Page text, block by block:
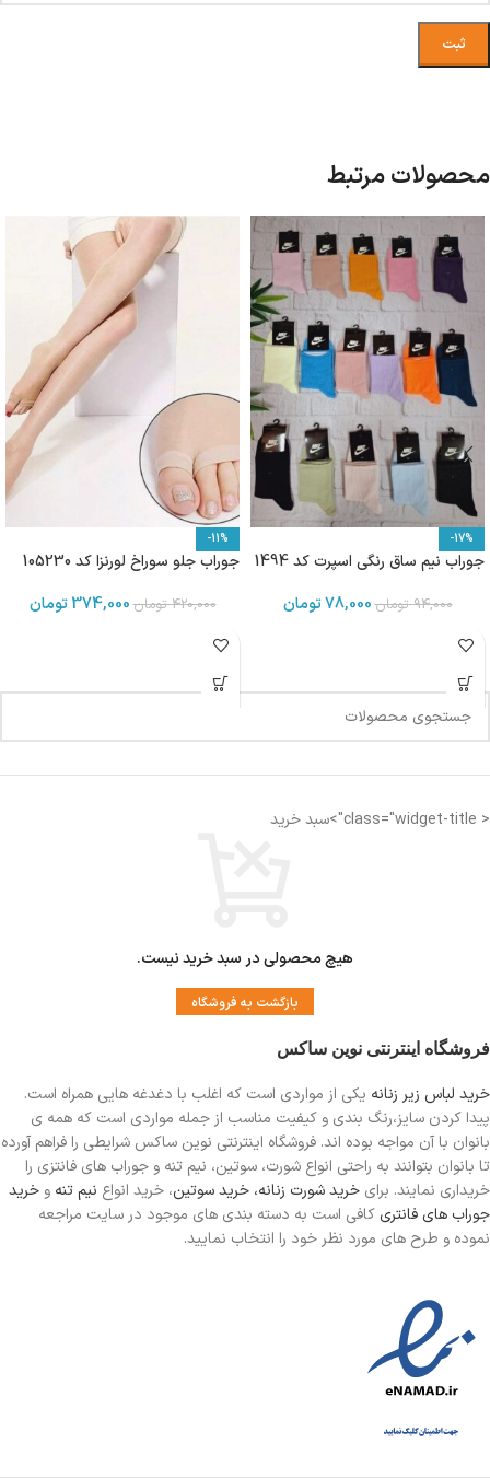
محصولات مرتبط
-17%
جوراب نیم ساق رنگی اسپرت کد 1494
94,000 تومان78,000تومان
-11%
جوراب جلو سوراخ لورنزا کد 105230
420,000 تومان374,000 تومان
< class="widget-title">سبد خرید
هیچ محصولی در سبد خرید نیست.
بازگشت به فروشگاه
فروشگاه اینترنتی نوین ساکس
خرید لباس زیر زنانه یکی از مواردی است که اغلب با دغدغه هایی همراه است.
پیدا کردن سایز،رنگ بندی و کیفیت مناسب از جمله مواردی است که همه ی
بانوان با آن مواجه بوده اند. فروشگاه اینترنتی نوین ساکس شرایطی را فراهم آورده
تا بانوان بتوانند به راحتی انواع شورت، سوتین، نیم تنه و جوراب های فانتزی را
خریداری نمایند. برای خرید شورت زنانه، خرید سوتین، خرید انواع نیم تنه و خرید
جوراب های فانتری کافی است به دسته بندی های موجود در سایت مراجعه
نموده و طرح های مورد نظر خود را انتخاب نمایید.